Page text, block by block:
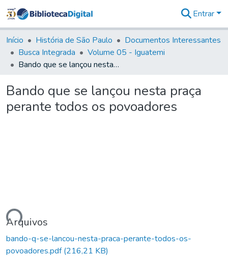
&
Coleções
Tudo na
Biblioteca
Estatísticas
Entrar
Início História de São Paulo
Documentos Interessantes
Busca Integrada
Volume 05 - Iguatemi
Bando que se lançou nesta praça perante todos os povoadores
Bando que se lançou nesta praça
perante todos os povoadores
Arquivos
bando-q-se-lancou-nesta-praca-perante-todos-os-
povoadores.pdf(216,21 KB)